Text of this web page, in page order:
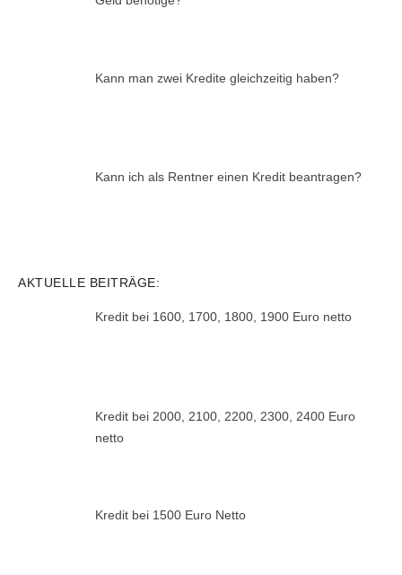
Kann man zwei Kredite gleichzeitig haben?
Kann ich als Rentner einen Kredit beantragen?
AKTUELLE BEITRÄGE:
Kredit bei 1600, 1700, 1800, 1900 Euro netto
Kredit bei 2000, 2100, 2200, 2300, 2400 Euro
netto
Kredit bei 1500 Euro Netto